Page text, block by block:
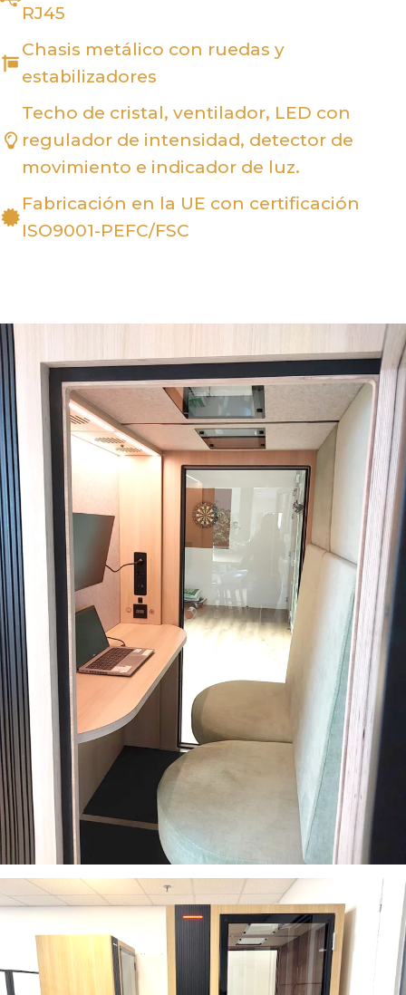
RJ45
Chasis metálico con ruedas y
estabilizadores
Techo de cristal, ventilador, LED con
regulador de intensidad, detector de
movimiento e indicador de luz.
Fabricación en la UE con certificación
ISO9001-PEFC/FSC